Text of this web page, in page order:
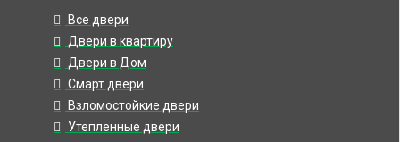
Все двери
Двери в квартиру
Двери в Дом
Смарт двери
Взломостойкие двери
Утепленные двери